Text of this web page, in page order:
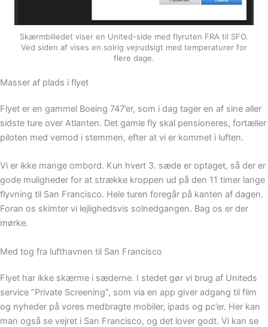
Skærmbilledet viser en United-side med flyruten FRA til SFO.
Ved siden af vises en solrig vejrudsigt med temperaturer for
flere dage.
Masser af plads i flyet
Flyet er en gammel Boeing 747’er, som i dag tager en af sine aller
sidste ture over Atlanten. Det gamle fly skal pensioneres, fortæller
piloten med vemod i stemmen, efter at vi er kommet i luften.
Vi er ikke mange ombord. Kun hvert 3. sæde er optaget, så der er
gode muligheder for at strække kroppen ud på den 11 timer lange
flyvning til San Francisco. Hele turen foregår på kanten af dagen.
Foran os skimter vi lejlighedsvis solnedgangen. Bag os er der
mørke.
Med tog fra lufthavnen til San Francisco
Flyet har ikke skærme i sæderne. I stedet gør vi brug af Uniteds
service ”Private Screening”, som via en app giver adgang til film
og nyheder på vores medbragte mobiler, ipads og pc’er. Her kan
man også se vejret i San Francisco, og det lover godt. Vi kan se